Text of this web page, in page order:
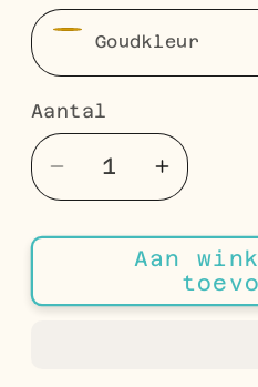
Aantal
Aantal
Aantal
verlagen
voor
Sterren
Aantal
verhogen
voor
Stalen
Sterren
Aan